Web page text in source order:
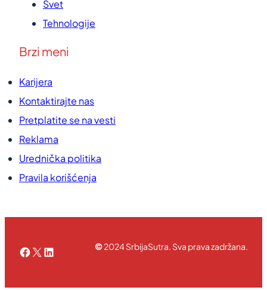
Svet
Tehnologije
Brzi meni
Karijera
Kontaktirajte nas
Pretplatite se na vesti
Reklama
Urednička politika
Pravila korišćenja
Facebook
X LinkedIn©2024 SrbijaSutra. Sva prava zadržana.